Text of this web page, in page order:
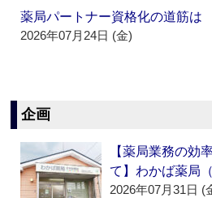
薬局パートナー資格化の道筋は
2026年07月24日 (金)
企画
【薬局業務の効
て】わかば薬局
2026年07月31日 (